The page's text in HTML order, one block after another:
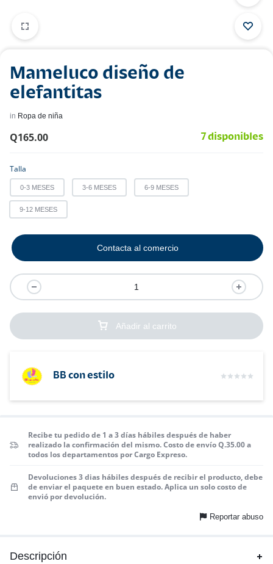
Mameluco diseño de
elefantitas
in Ropa de niña
Q165.00 7 disponibles
Talla
0-3 MESES 3-6 MESES 6-9 MESES
9-12 MESES
Añadir al carrito
Contacta al comercio
BB con estilo
Recibe tu pedido de 1 a 3 días hábiles después de haber
realizado la confirmación del mismo. Costo de envío Q.35.00 a
todos los departamentos por Cargo Expreso.
Devoluciones 3 dias hábiles después de recibir el producto, debe
de enviar el paquete en buen estado. Aplica un solo costo de
envió por devolución.
Reportar abuso
Descripción